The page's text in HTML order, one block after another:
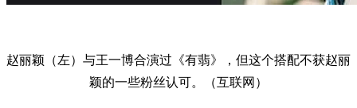
赵丽颖（左）与王一博合演过《有翡》，但这个搭配不获赵丽
颖的一些粉丝认可。（互联网）